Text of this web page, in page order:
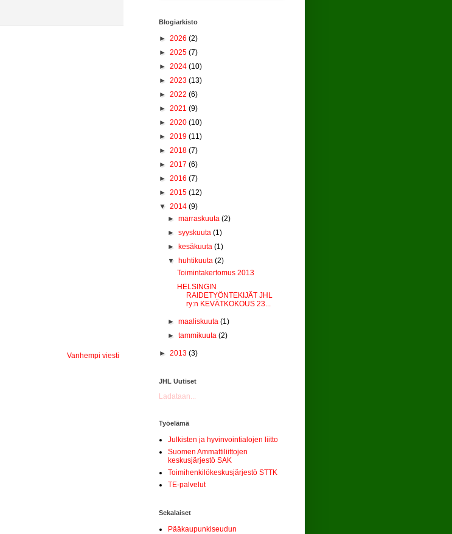
Vanhempi viesti
Blogiarkisto
► 2026 (2)
► 2025 (7)
► 2024 (10)
► 2023 (13)
► 2022 (6)
► 2021 (9)
► 2020 (10)
► 2019 (11)
► 2018 (7)
► 2017 (6)
► 2016 (7)
► 2015 (12)
▼ 2014 (9)
►marraskuuta(2)
►syyskuuta(1)
►kesäkuuta(1)
▼huhtikuuta(2)
Toimintakertomus 2013
HELSINGIN
RAIDETYÖNTEKIJÄT JHL
ry:n KEVÄTKOKOUS 23...
►maaliskuuta(1)
►tammikuuta(2)
► 2013 (3)
JHL Uutiset
Ladataan...
Työelämä
Julkisten ja hyvinvointialojen liitto
Suomen Ammattiliittojen
keskusjärjestö SAK
Toimihenkilökeskusjärjestö STTK
TE-palvelut
Sekalaiset
Pääkaupunkiseudun